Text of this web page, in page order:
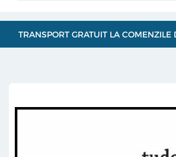
TRANSPORT GRATUIT LA